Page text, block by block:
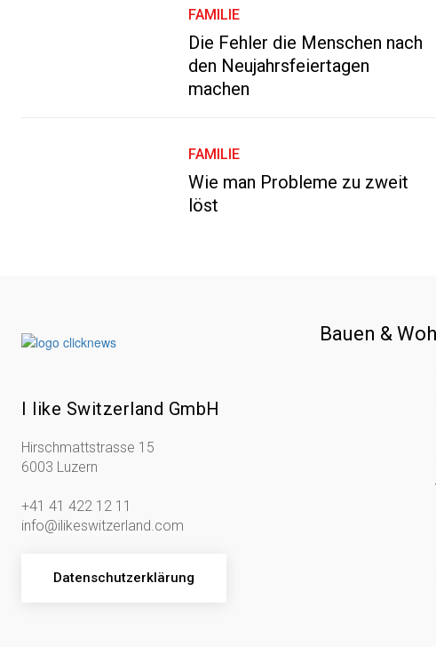
FAMILIE
Die Fehler die Menschen nach
den Neujahrsfeiertagen
machen
FAMILIE
Wie man Probleme zu zweit
löst
I like Switzerland GmbH
Hirschmattstrasse 15
6003 Luzern
+41 41 422 12 11
info@ilikeswitzerland.com
Datenschutzerklärung
Bauen &